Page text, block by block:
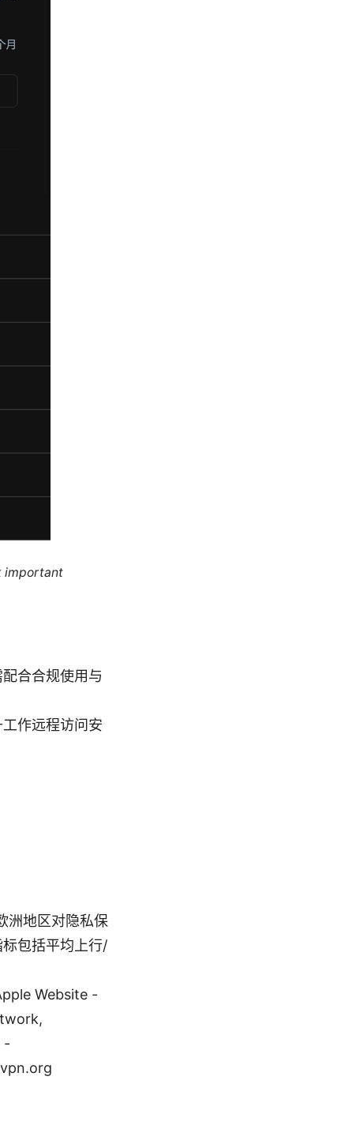
important
合合规使用与
作远程访问安
洲地区对隐私保
包括平均上行/
Website -
-